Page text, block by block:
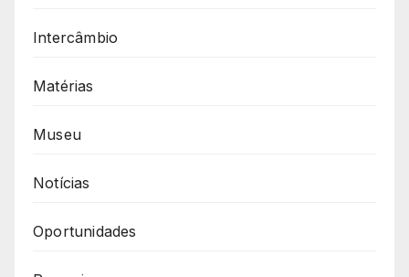
Intercâmbio
Matérias
Museu
Notícias
Oportunidades